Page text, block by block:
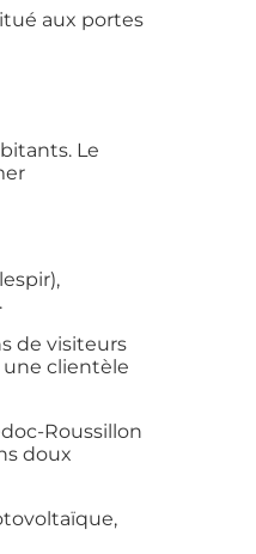
aux portes
Le
de visiteurs
une clientèle
Roussillon
doux